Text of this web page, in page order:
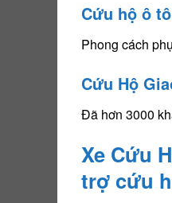
Cứu hộ ô
Phong cách
Cứu Hộ
Đã hơn 3000
Xe Cứu
trợ cứu